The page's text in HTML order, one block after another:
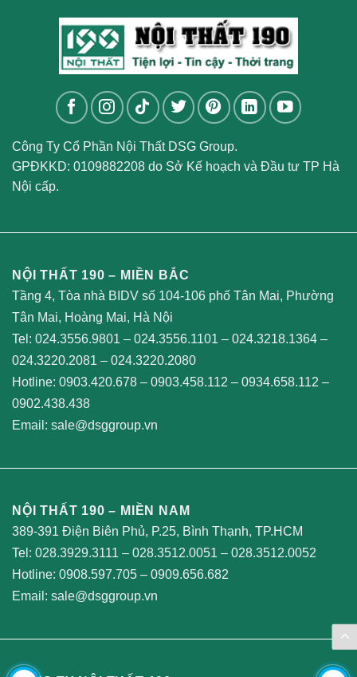
Công Ty Cổ Phần Nội Thất DSG Group.
GPĐKKD: 0109882208 do Sở Kế hoạch và Đầu tư TP Hà
Nội cấp.
NỘI THẤT 190 – MIỀN BẮC
Tầng 4, Tòa nhà BIDV số 104-106 phố Tân Mai, Phường
Tân Mai, Hoàng Mai, Hà Nội
Tel: 024.3556.9801 – 024.3556.1101 – 024.3218.1364 –
024.3220.2081 – 024.3220.2080
Hotline: 0903.420.678 – 0903.458.112 – 0934.658.112 –
0902.438.438
Email: sale@dsggroup.vn
NỘI THẤT 190 – MIỀN NAM
389-391 Điện Biên Phủ, P.25, Bình Thạnh, TP.HCM
Tel: 028.3929.3111 – 028.3512.0051 – 028.3512.0052
Hotline: 0908.597.705 – 0909.656.682
Email: sale@dsggroup.vn